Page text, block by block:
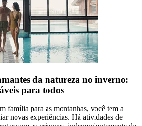
da natureza no inverno:
para todos
família para as montanhas, você tem a
novas experiências. Há atividades de